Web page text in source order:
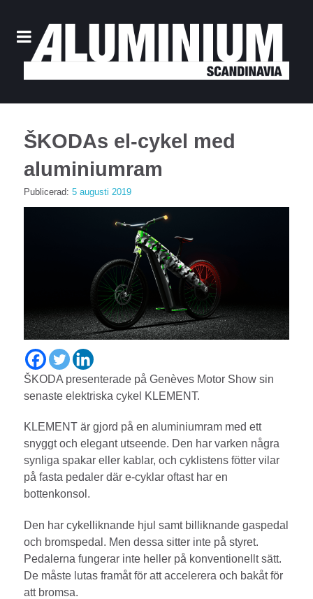
ŠKODAs el-cykel med
aluminiumram
Publicerad: 5 augusti 2019
ŠKODA presenterade på Genèves Motor Show sin
senaste elektriska cykel KLEMENT.
KLEMENT är gjord på en aluminiumram med ett
snyggt och elegant utseende. Den har varken några
synliga spakar eller kablar, och cyklistens fötter vilar
på fasta pedaler där e-cyklar oftast har en
bottenkonsol.
Den har cykelliknande hjul samt billiknande gaspedal
och bromspedal. Men dessa sitter inte på styret.
Pedalerna fungerar inte heller på konventionellt sätt.
De måste lutas framåt för att accelerera och bakåt för
att bromsa.